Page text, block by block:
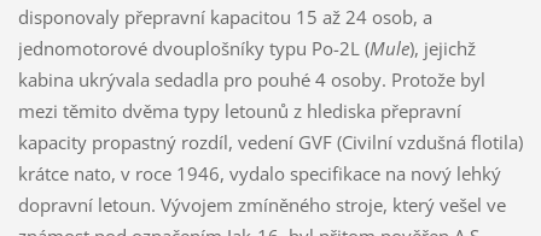
disponovaly přepravní kapacitou 15 až 24 osob, a
jednomotorové dvouplošníky typu Po-2L (Mule), jejichž
kabina ukrývala sedadla pro pouhé 4 osoby. Protože byl
mezi těmito dvěma typy letounů z hlediska přepravní
kapacity propastný rozdíl, vedení GVF (Civilní vzdušná flotila)
krátce nato, v roce 1946, vydalo specifikace na nový lehký
dopravní letoun. Vývojem zmíněného stroje, který vešel ve